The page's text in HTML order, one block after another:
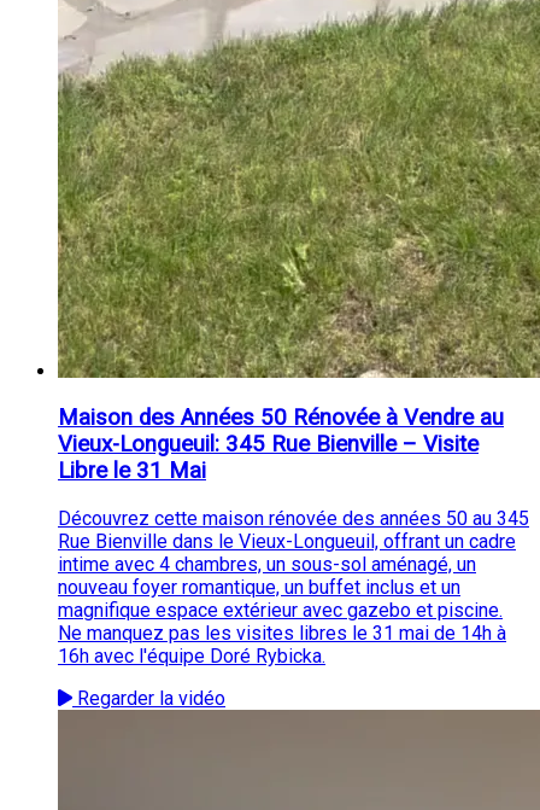
Maison des Années 50 Rénovée à Vendre au
Vieux-Longueuil: 345 Rue Bienville – Visite
Libre le 31 Mai
Découvrez cette maison rénovée des années 50 au 345
Rue Bienville dans le Vieux-Longueuil, offrant un cadre
intime avec 4 chambres, un sous-sol aménagé, un
nouveau foyer romantique, un buffet inclus et un
magnifique espace extérieur avec gazebo et piscine.
Ne manquez pas les visites libres le 31 mai de 14h à
16h avec l'équipe Doré Rybicka.
Regarder la vidéo